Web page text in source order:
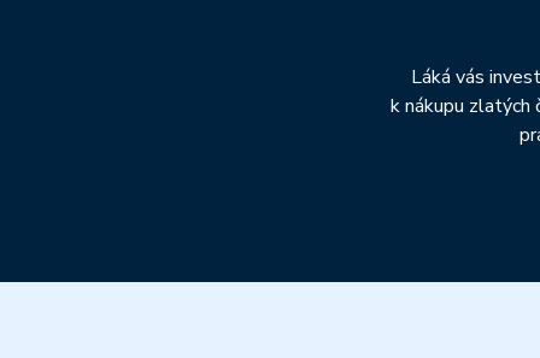
Láká vás
k nákupu zlatých